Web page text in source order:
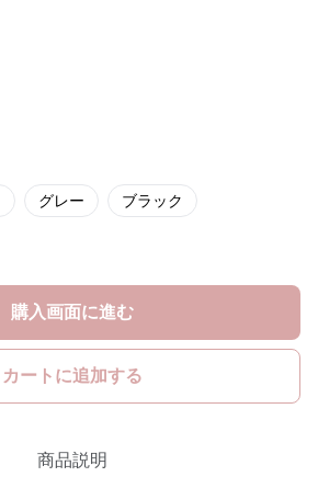
グレー ブラック
購入画面に進む
カートに追加する
商品説明